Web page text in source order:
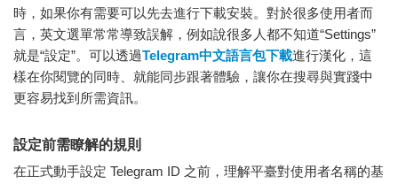
時，如果你有需要可以先去進行下載安裝。對於很多使用者而
言，英文選單常常導致誤解，例如說很多人都不知道“Settings”
就是“設定”。可以透過Telegram中文語言包下載進行漢化，這
樣在你閱覽的同時、就能同步跟著體驗，讓你在搜尋與實踐中
更容易找到所需資訊。
設定前需瞭解的規則
在正式動手設定 Telegram ID 之前，理解平臺對使用者名稱的基